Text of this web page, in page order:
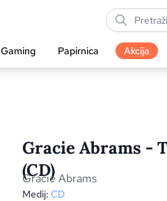
Gaming Papirnica Akcija
Gracie Abrams -
(CD)
Gracie Abrams
Medij: CD